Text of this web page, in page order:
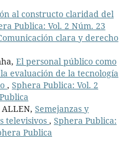
al constructo claridad del
Publica: Vol. 2 Núm. 23
clara y derecho
El personal público como
evaluación de la tecnología
, Sphera Publica: Vol. 2
ALLEN, Semejanzas y
televisivos , Sphera Publica:
Publica